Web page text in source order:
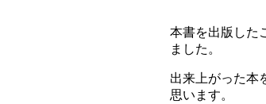
本書を出版した
ました。
出来上がった本
思います。